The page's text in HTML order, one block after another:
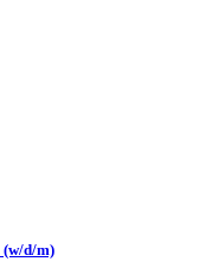
(w/d/m)